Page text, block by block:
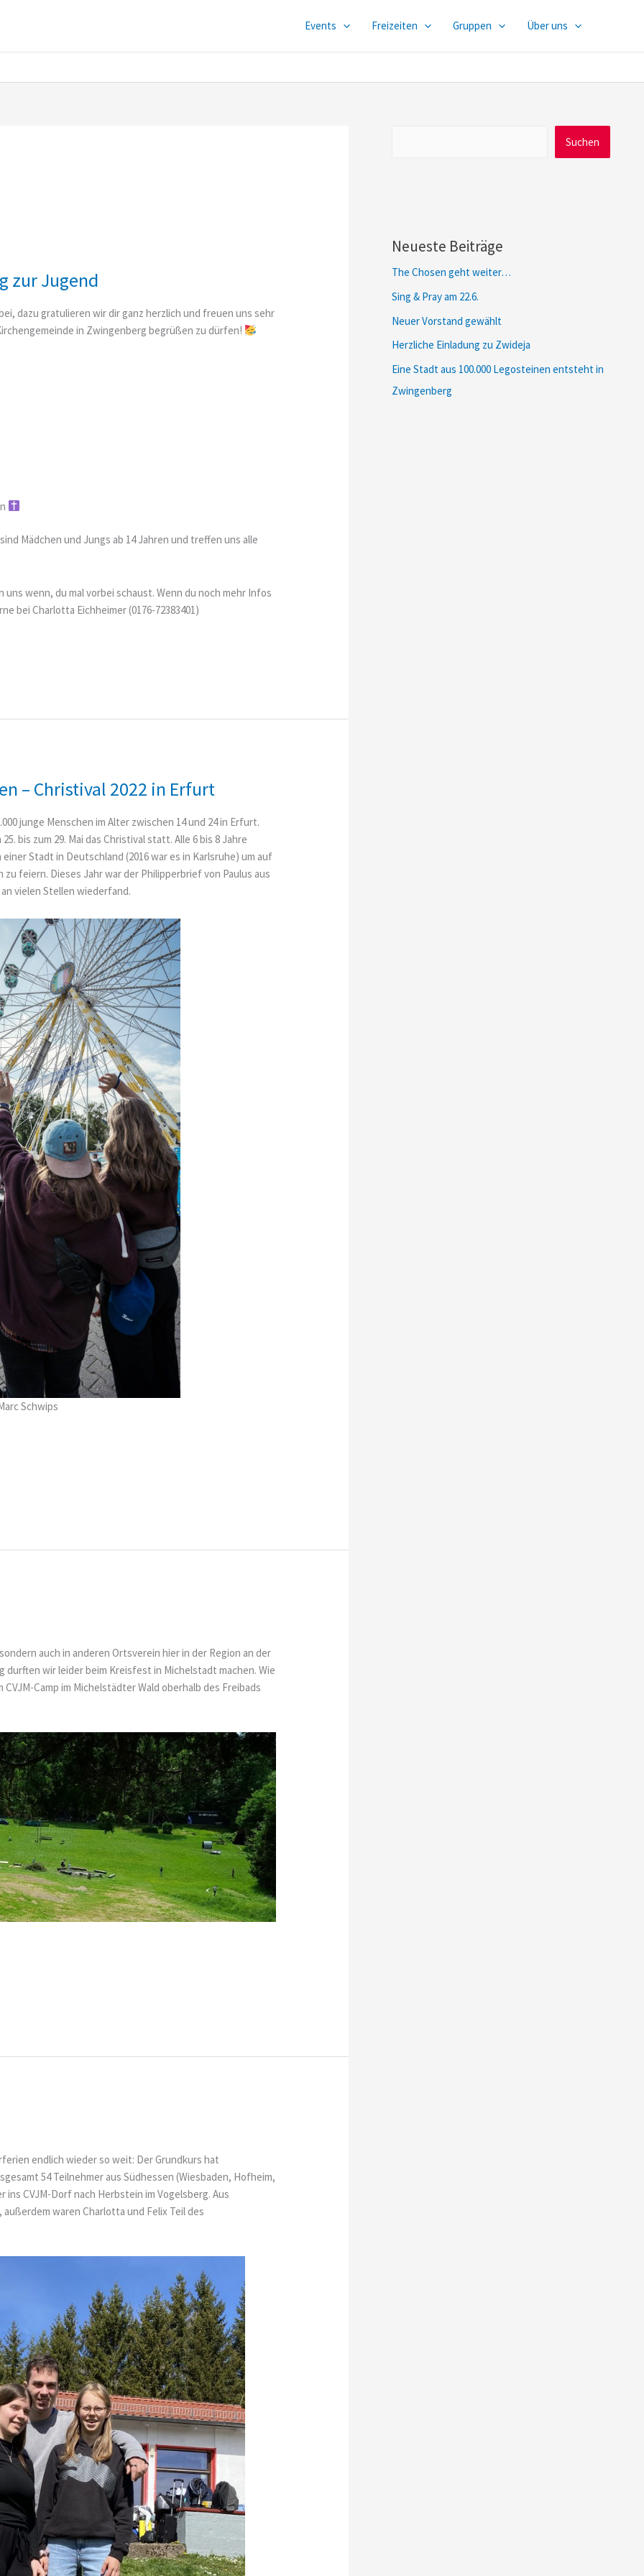
Events Freizeiten Gruppen Über uns
zur Jugend
dazu gratulieren wir dir ganz herzlich und freuen uns sehr
in Zwingenberg begrüßen zu dürfen!
Mädchen und Jungs ab 14 Jahren und treffen uns alle
wenn, du mal vorbei schaust. Wenn du noch mehr Infos
bei Charlotta Eichheimer (0176-72383401)
– Christival 2022 in Erfurt
junge Menschen im Alter zwischen 14 und 24 in Erfurt.
bis zum 29. Mai das Christival statt. Alle 6 bis 8 Jahre
Stadt in Deutschland (2016 war es in Karlsruhe) um auf
feiern. Dieses Jahr war der Philipperbrief von Paulus aus
vielen Stellen wiederfand.
Schwips
auch in anderen Ortsverein hier in der Region an der
wir leider beim Kreisfest in Michelstadt machen. Wie
Camp im Michelstädter Wald oberhalb des Freibads
endlich wieder so weit: Der Grundkurs hat
54 Teilnehmer aus Südhessen (Wiesbaden, Hofheim,
CVJM-Dorf nach Herbstein im Vogelsberg. Aus
waren Charlotta und Felix Teil des
Suchen
Neueste Beiträge
The Chosen geht weiter…
Sing & Pray am 22.6.
Neuer Vorstand gewählt
Herzliche Einladung zu Zwideja
Eine Stadt aus 100.000 Legosteinen entsteht in
Zwingenberg